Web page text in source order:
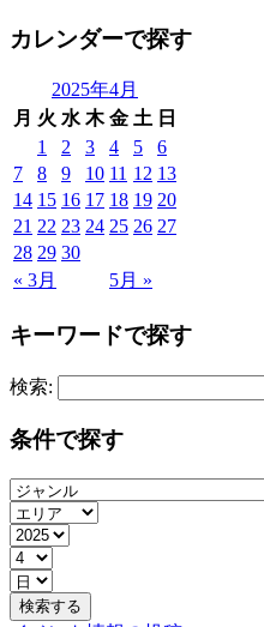
カレンダーで探す
2025年4月
月 火 水 木 金 土 日
« 3月 5月 »
1 2 3 4 5
6
7
8 9 10 11 12 13
14 15 16 17 18 19 20
21 22 23 24 25 26 27
28 29 30
キーワードで探す
検索:
条件で探す